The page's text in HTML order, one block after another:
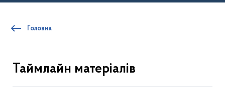
Головна
Таймлайн матеріалів